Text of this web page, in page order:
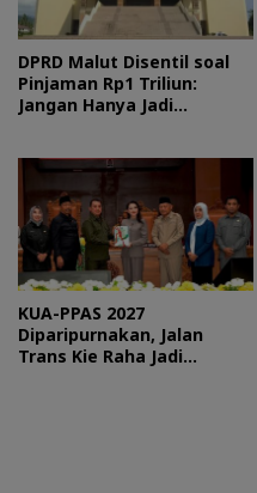
DPRD Malut Disentil soal
Pinjaman Rp1 Triliun:
Jangan Hanya Jadi
KUA-PPAS 2027
Diparipurnakan, Jalan
Trans Kie Raha Jadi